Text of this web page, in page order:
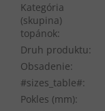
Kategória
(skupina)
topánok:
Druh produktu:
Obsadenie:
#sizes_table#:
Pokles (mm):